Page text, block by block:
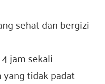
sehat dan bergizi
jam sekali
tidak padat